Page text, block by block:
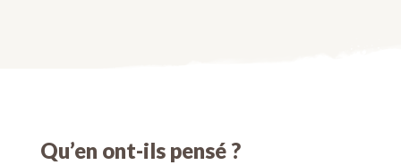
Qu’en ont-ils pensé ?